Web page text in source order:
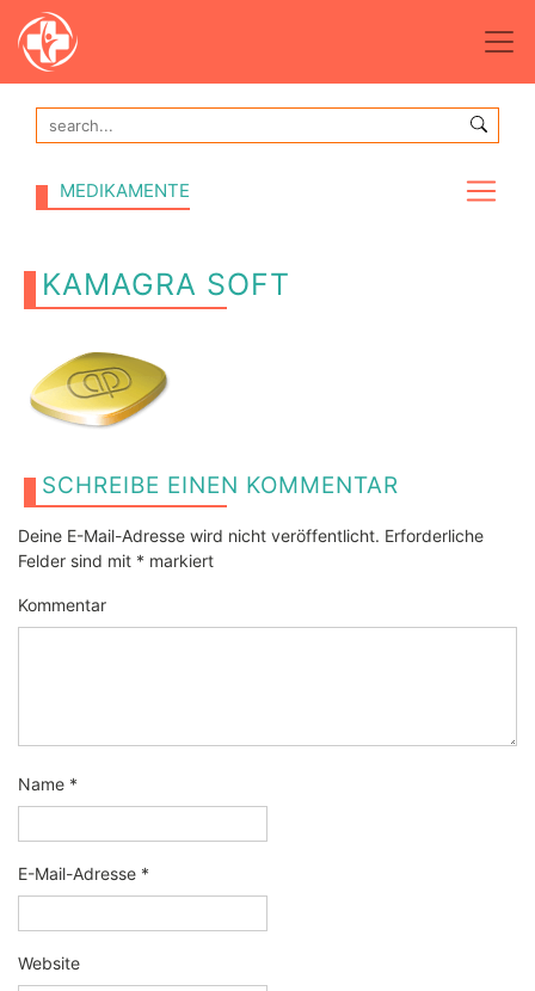
MEDIKAMENTE
KAMAGRA SOFT
SCHREIBE EINEN KOMMENTAR
Deine E-Mail-Adresse wird nicht veröffentlicht. Erforderliche
Felder sind mit * markiert
Kommentar
Name *
E-Mail-Adresse *
Website